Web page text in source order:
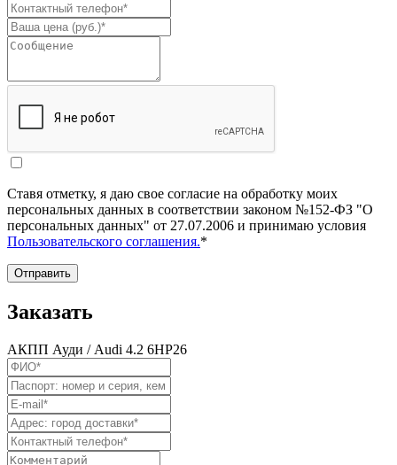
Ставя отметку, я даю свое согласие на обработку моих
персональных данных в соответствии законом №152-ФЗ "О
персональных данных" от 27.07.2006 и принимаю условия
Пользовательского соглашения.*
Отправить
Заказать
АКПП Ауди / Audi 4.2 6HP26